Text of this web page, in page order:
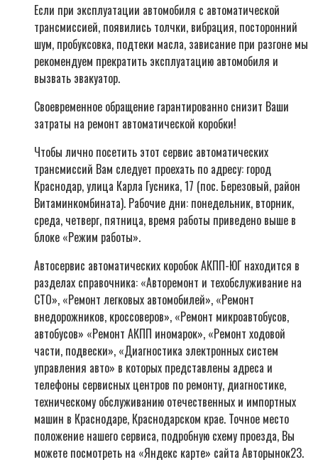
Если при эксплуатации автомобиля с автоматической
трансмиссией, появились толчки, вибрация, посторонний
шум, пробуксовка, подтеки масла, зависание при разгоне мы
рекомендуем прекратить эксплуатацию автомобиля и
вызвать эвакуатор.
Своевременное обращение гарантированно снизит Ваши
затраты на ремонт автоматической коробки!
Чтобы лично посетить этот сервис автоматических
трансмиссий Вам следует проехать по адресу: город
Краснодар, улица Карла Гусника, 17 (пос. Березовый, район
Витаминкомбината). Рабочие дни: понедельник, вторник,
среда, четверг, пятница, время работы приведено выше в
блоке «Режим работы».
Автосервис автоматических коробок АКПП-ЮГ находится в
разделах справочника: «Авторемонт и техобслуживание на
СТО», «Ремонт легковых автомобилей», «Ремонт
внедорожников, кроссоверов», «Ремонт микроавтобусов,
автобусов» «Ремонт АКПП иномарок», «Ремонт ходовой
части, подвески», «Диагностика электронных систем
управления авто» в которых представлены адреса и
телефоны сервисных центров по ремонту, диагностике,
техническому обслуживанию отечественных и импортных
машин в Краснодаре, Краснодарском крае. Точное место
положение нашего сервиса, подробную схему проезда, Вы
можете посмотреть на «Яндекс карте» сайта Авторынок23.